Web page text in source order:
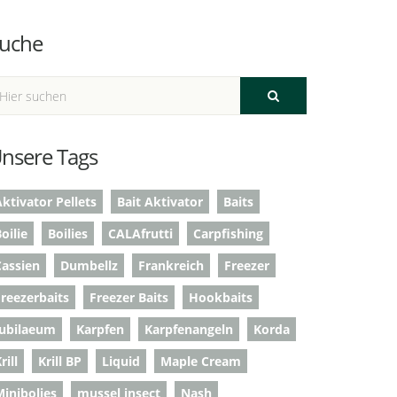
Tags
Pellets Bait Aktivator
Baits
Boilies CALAfrutti
Carpfishing
Dumbellz Frankreich
Freezer
Freezer Baits
Hookbaits
Karpfen Karpfenangeln
Korda
Krill BP Liquid
Maple Cream
mussel insect
Nash